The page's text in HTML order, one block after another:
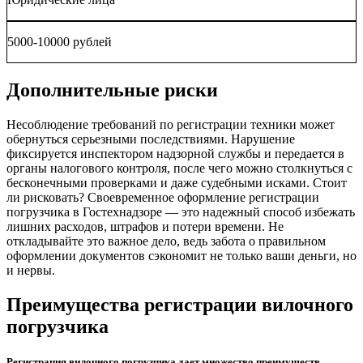
5000-10000 рублей
Дополнительные риски
Несоблюдение требований по регистрации техники может
обернуться серьезными последствиями. Нарушение
фиксируется инспектором надзорной службы и передается в
органы налогового контроля, после чего можно столкнуться с
бесконечными проверками и даже судебными исками. Стоит
ли рисковать? Своевременное оформление регистрации
погрузчика в Гостехнадзоре — это надежный способ избежать
лишних расходов, штрафов и потери времени. Не
откладывайте это важное дело, ведь забота о правильном
оформлении документов сэкономит не только ваши деньги, но
и нервы.
Преимущества регистрации вилочного
погрузчика